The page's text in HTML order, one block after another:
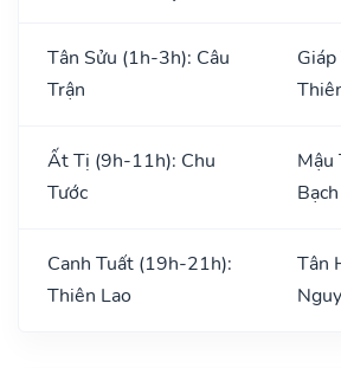
Tân Sửu (1h-3h): Câu
Trận
Ất Tị (9h-11h): Chu
Tước
Mậu
Canh Tuất (19h-21h):
Thiên Lao
Tân